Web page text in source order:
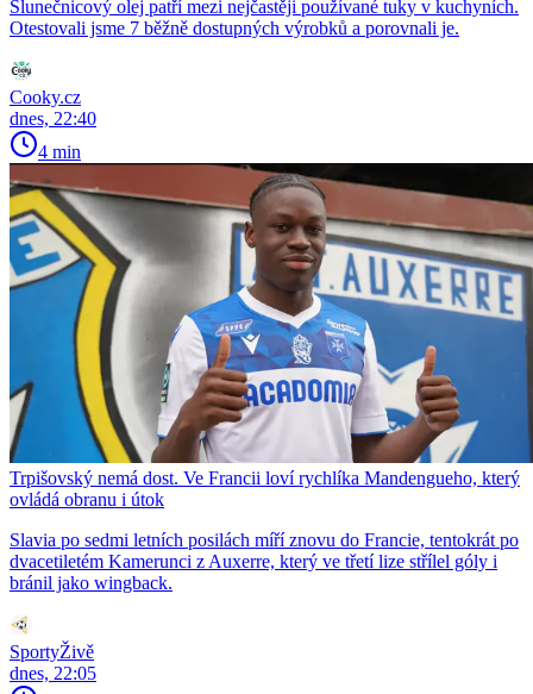
Slunečnicový olej patří mezi nejčastěji používané tuky v kuchyních.
Otestovali jsme 7 běžně dostupných výrobků a porovnali je.
Cooky.cz
dnes, 22:40
4 min
Trpišovský nemá dost. Ve Francii loví rychlíka Mandengueho, který
ovládá obranu i útok
Slavia po sedmi letních posilách míří znovu do Francie, tentokrát po
dvacetiletém Kamerunci z Auxerre, který ve třetí lize střílel góly i
bránil jako wingback.
SportyŽivě
dnes, 22:05